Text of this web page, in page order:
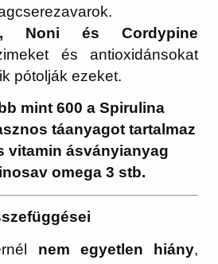
Noni és Cordypine
és antioxidánsokat
pótolják ezeket.
mint 600 a Spirulina
táanyagot tartalmaz
vitamin ásványianyag
omega 3 stb.
nem egyetlen hiány,